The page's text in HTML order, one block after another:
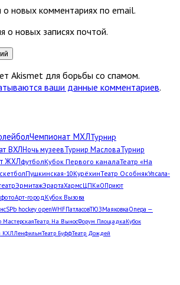
новых комментариях по email.
о новых записях почтой.
Akismet для борьбы со спамом.
ваши данные комментариев.
Чемпионат МХЛТурнир
ВХЛНочь музеевТурнир МасловаТурнир
ЖХЛфутболКубок Первого каналаТеатр «На
Пушкинская-10КурёхинТеатр ОсобнякУпсала-
ЭрмитажЭрартаХармсЦПКиОПриют
Арт-город Кубок Вызова
SPb hockey openWHFПатласовТЮЗМаяковкаОпера —
МастерскаяТеатр. На ВыносФорум ПлощадкаКубок
КХЛЛенфильмТеатр БуффТеатр Дождей